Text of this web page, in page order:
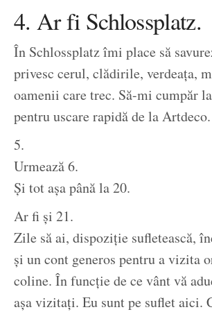
4. Ar fi Schlossplatz.
În Schlossplatz îmi place să
privesc cerul, clădirile, verdeața,
oamenii care trec. Să-mi cumpăr
pentru uscare rapidă de la Artdeco.
5.
Urmează 6.
Și tot așa până la 20.
Ar fi și 21.
Zile să ai, dispoziție sufletească,
și un cont generos pentru a vizita
coline. În funcție de ce vânt vă
așa vizitați. Eu sunt pe suflet aici.